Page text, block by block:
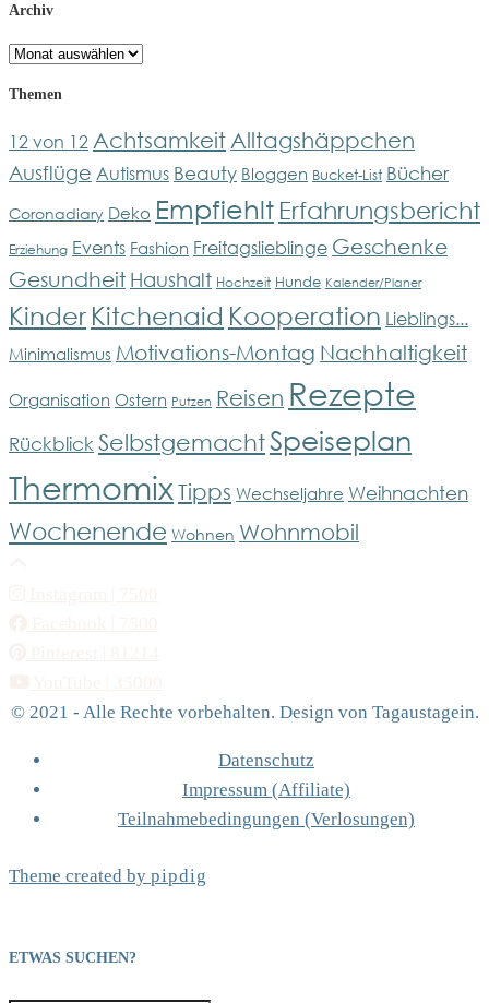
Archiv
Archiv
Themen
12 von 12 Achtsamkeit Alltagshäppchen
Ausflüge Autismus Beauty Bloggen Bucket-List Bücher
Coronadiary Deko Empfiehlt Erfahrungsbericht
Erziehung Events Fashion Freitagslieblinge Geschenke
Gesundheit Haushalt Hochzeit Hunde Kalender/Planer
Kinder Kitchenaid Kooperation Lieblings...
Minimalismus Motivations-Montag Nachhaltigkeit
Organisation Ostern Putzen Reisen Rezepte
Rückblick SelbstgemachtSpeiseplan
Thermomix Tipps Wechseljahre Weihnachten
Wochenende Wohnen Wohnmobil
© 2021 - Alle Rechte vorbehalten. Design von Tagaustagein.
Datenschutz
Impressum (Affiliate)
Teilnahmebedingungen (Verlosungen)
Theme created by pipdig
ETWAS SUCHEN?